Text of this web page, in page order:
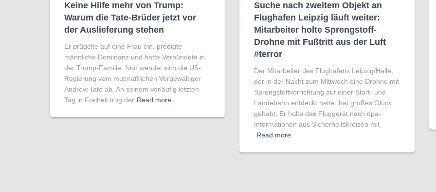
Keine Hilfe mehr von Trump:
Warum die Tate-Brüder jetzt vor
der Auslieferung stehen
Er prügelte auf eine Frau ein, predigte
männliche Dominanz und hatte Verbündete in
der Trump-Familie: Nun wendet sich die US-
Regierung vom mutmaßlichen Vergewaltiger
Andrew Tate ab. An seinem vorläufig letzten
Tag in Freiheit trug der Read more
Suche nach zweitem Objekt an
Flughafen Leipzig läuft weiter:
Mitarbeiter holte Sprengstoff-
Drohne mit Fußtritt aus der Luft
#terror
Der Mitarbeiter des Flughafens Leipzig/Halle,
der in der Nacht zum Mittwoch eine Drohne mit
Sprengstoffvorrichtung auf einer Start- und
Landebahn entdeckt hatte, hat großes Glück
gehabt. Er holte das Fluggerät nach dpa-
Informationen aus Sicherheitskreisen mit
Read more